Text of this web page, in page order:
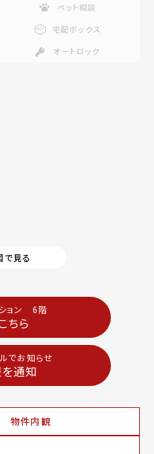
ペット相談
宅配ボックス
オートロック
で見る
ョン 6階
ちら
でお知らせ
通知
物件内観